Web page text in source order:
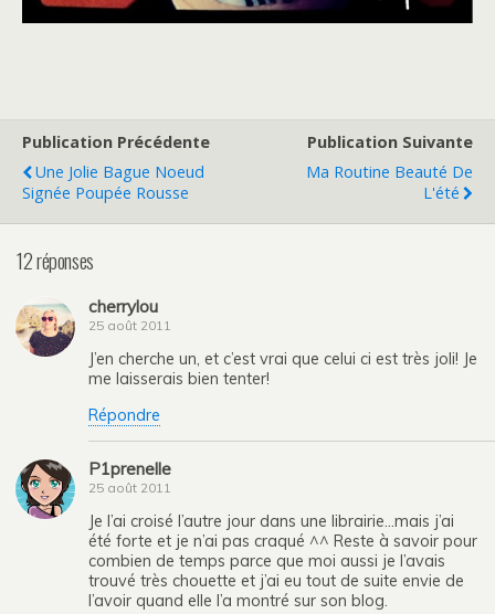
Publication Précédente
Une Jolie Bague Noeud
Signée Poupée Rousse
Publication Suivante
Ma Routine Beauté De
L'été
12 réponses
cherrylou
25 août 2011
J’en cherche un, et c’est vrai que celui ci est très joli! Je
me laisserais bien tenter!
Répondre
P1prenelle
25 août 2011
Je l’ai croisé l’autre jour dans une librairie…mais j’ai
été forte et je n’ai pas craqué ^^ Reste à savoir pour
combien de temps parce que moi aussi je l’avais
trouvé très chouette et j’ai eu tout de suite envie de
l’avoir quand elle l’a montré sur son blog.